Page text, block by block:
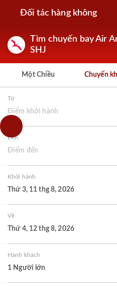
Đối tác hàng không
Tìm chuyến bay Air
SHJ
Một Chiều Chuyến
Từ
Điểm khởi hành
Đến
Điểm đến
Khởi hành
Thứ 3, 11 thg 8, 2026
Về
Thứ 4, 12 thg 8, 2026
Hành khách
1 Người lớn